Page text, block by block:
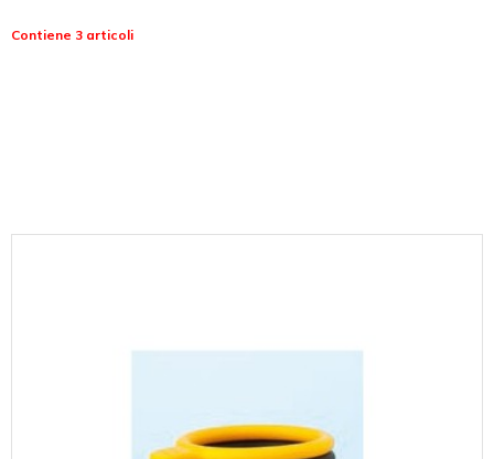
Contiene 3 articoli